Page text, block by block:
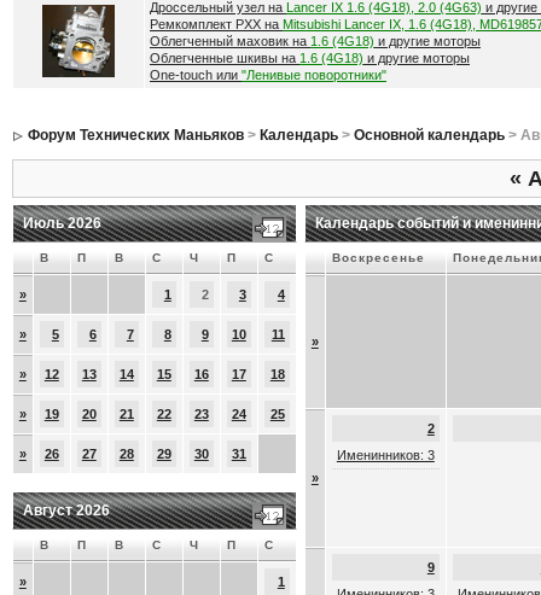
Дроссельный узел на Lancer IX 1.6 (4G18), 2.0 (4G63) и
Ремкомплект РХХ на Mitsubishi Lancer IX, 1.6 (4G18),
Облегченный маховик на 1.6 (4G18) и другие моторы
Облегченные шкивы на 1.6 (4G18) и другие моторы
One-touch или "Ленивые поворотники"
Форум Технических Маньяков> Календарь> Основной календарь>
«
Июль 2026
В П В С Ч П С
» 1 2 3 4
» 5 6 7 8 9 10 11
» 12 13 14 15 16 17 18
» 19 20 21 22 23 24 25
» 26 27 28 29 30 31
Август 2026
В П В С Ч П С
» 1
Календарь событий и
Воскресенье
»
»
2
Именинников: 3
9